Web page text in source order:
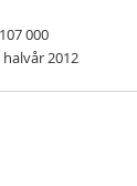
000
2012